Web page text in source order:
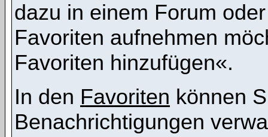
dazu in einem Forum
Favoriten aufnehmen
Favoriten hinzufügen«.
In den Favoriten können
Benachrichtigungen